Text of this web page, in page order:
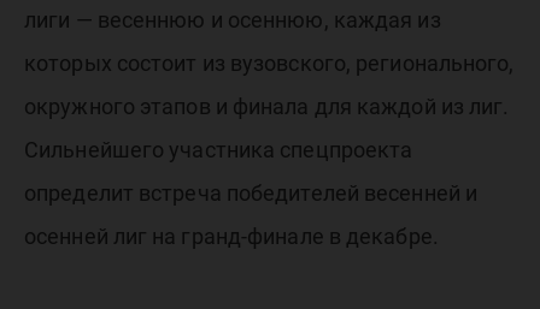
лиги — весеннюю и осеннюю, каждая из
которых состоит из вузовского, регионального,
окружного этапов и финала для каждой из лиг.
Сильнейшего участника спецпроекта
определит встреча победителей весенней и
осенней лиг на гранд-финале в декабре.